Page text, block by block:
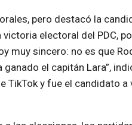
pero destacó la
electoral del PDC,
muy sincero: no es que
ganado el capitán Lara”,
TikTok y fue el candidato a